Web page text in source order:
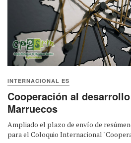
INTERNACIONAL ES
Cooperación al
Marruecos
Ampliado el plazo de envío de
para el Coloquio Internacional